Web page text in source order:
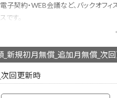
電子契約・WEB会議など、バックオフ
スです。
バックオフィスに関わるすべてのデータ
機能多数
_新規初月無償_追加月無償_次
回更新時